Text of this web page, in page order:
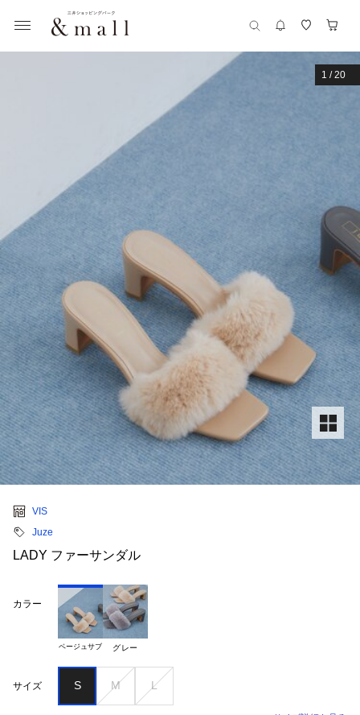
1 /20
VIS
Juze
LADY ファーサンダル
カラー
ベージュサブ グレー
サイズ S M L